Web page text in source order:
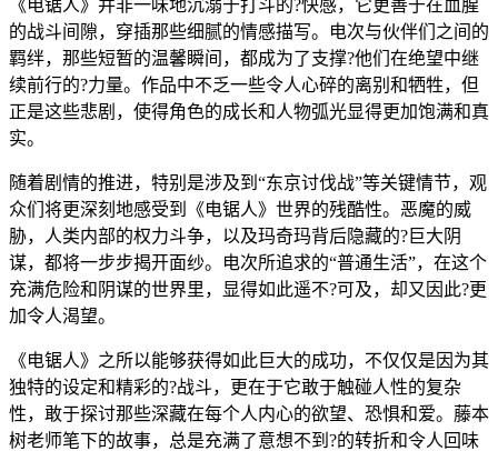
《电锯人》并非一味地沉溺于打斗的?快感，它更善于在血腥
的战斗间隙，穿插那些细腻的情感描写。电次与伙伴们之间的
羁绊，那些短暂的温馨瞬间，都成为了支撑?他们在绝望中继
续前行的?力量。作品中不乏一些令人心碎的离别和牺牲，但
正是这些悲剧，使得角色的成长和人物弧光显得更加饱满和真
实。
随着剧情的推进，特别是涉及到“东京讨伐战”等关键情节，观
众们将更深刻地感受到《电锯人》世界的残酷性。恶魔的威
胁，人类内部的权力斗争，以及玛奇玛背后隐藏的?巨大阴
谋，都将一步步揭开面纱。电次所追求的“普通生活”，在这个
充满危险和阴谋的世界里，显得如此遥不?可及，却又因此?更
加令人渴望。
《电锯人》之所以能够获得如此巨大的成功，不仅仅是因为其
独特的设定和精彩的?战斗，更在于它敢于触碰人性的复杂
性，敢于探讨那些深藏在每个人内心的欲望、恐惧和爱。藤本
树老师笔下的故事，总是充满了意想不到?的转折和令人回味